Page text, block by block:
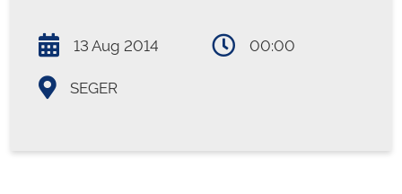
13 Aug 2014 00:00
SEGER